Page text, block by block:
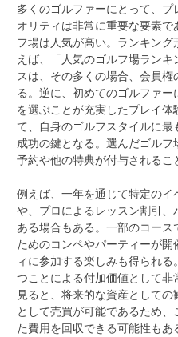
多くのゴルファーにとって、
オリティは非常に重要な要素
フ場は人気が高い。ランキン
えば、「人気のゴルフ場ラン
スは、その多くの場合、会員
る。逆に、初めてのゴルファ
を選ぶことが充実したプレイ
て、自身のゴルフスタイルに
成功の鍵となる。選んだゴル
予約や他の特典が付与されるこ
例えば、一年を通じて特定の
や、プロによるレッスン割引
ある場合もある。一部のコー
ためのコンペやパーティーが
ィに参加する楽しみも得られ
つことによる付加価値として
見ると、将来的な資産として
として売買が可能であるため
た費用を回収できる可能性もあ